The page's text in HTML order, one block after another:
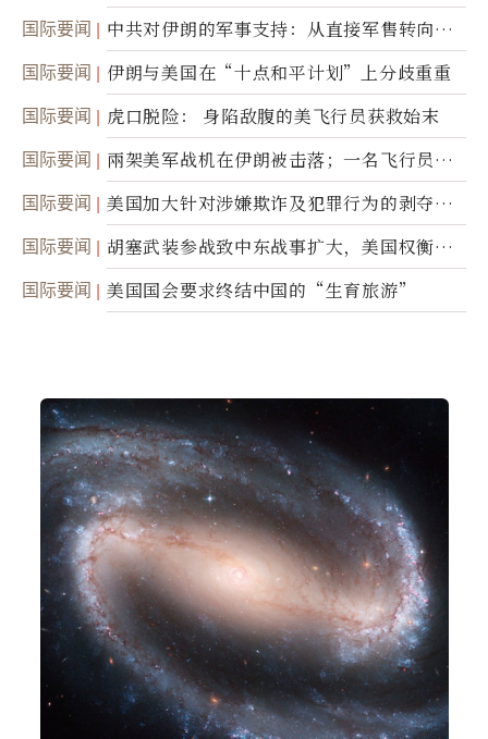
国际要闻
中共对伊朗的军事支持：从直接军售转向间
接技术转让
国际要闻 伊朗与美国在“十点和平计划”上分歧重重
国际要闻 虎口脱险： 身陷敌腹的美飞行员获救始末
国际要闻
兩架美军战机在伊朗被击落；一名飞行员失
踪
国际要闻
美国加大针对涉嫌欺诈及犯罪行为的剥夺公
民权力度
国际要闻
胡塞武装参战致中东战事扩大，美国权衡地
面入侵的可能性
国际要闻 美国国会要求终结中国的“生育旅游”